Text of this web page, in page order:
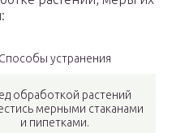
Способы устранения
обработкой растений
мерными стаканами
и пипетками.